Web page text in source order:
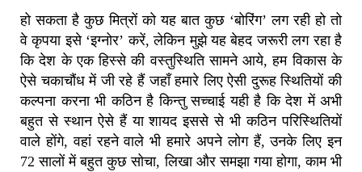
हो सकता है कुछ मित्रों को यह बात कुछ ‘बोरिंग’ लग रही हो तो
वे कृपया इसे ‘इग्नोर’ करें, लेकिन मुझे यह बेहद जरूरी लग रहा है
कि देश के एक हिस्से की वस्तुस्थिति सामने आये, हम विकास के
ऐसे चकाचौंध में जी रहे हैं जहाँ हमारे लिए ऐसी दुरूह स्थितियों की
कल्पना करना भी कठिन है किन्तु सच्चाई यही है कि देश में अभी
बहुत से स्थान ऐसे हैं या शायद इससे से भी कठिन परिस्थितियों
वाले होंगे, वहां रहने वाले भी हमारे अपने लोग हैं, उनके लिए इन
72 सालों में बहुत कुछ सोचा, लिखा और समझा गया होगा, काम भी